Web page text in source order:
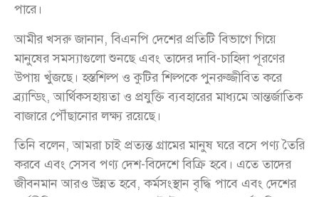
পারে।
আমীর খসরু জানান, বিএনপি দেশের প্রতিটি বিভাগে গিয়ে
মানুষের সমস্যাগুলো শুনছে এবং তাদের দাবি-চাহিদা পূরণের
উপায় খুঁজছে। হস্তশিল্প ও কুটির শিল্পকে পুনরুজ্জীবিত করে
ব্র্যান্ডিং, আর্থিকসহায়তা ও প্রযুক্তি ব্যবহারের মাধ্যমে আন্তর্জাতিক
বাজারে পৌঁছানোর লক্ষ্য রয়েছে।
তিনি বলেন, আমরা চাই প্রত্যন্ত গ্রামের মানুষ ঘরে বসে পণ্য তৈরি
করবে এবং সেসব পণ্য দেশ-বিদেশে বিক্রি হবে। এতে তাদের
জীবনমান আরও উন্নত হবে, কর্মসংস্থান বৃদ্ধি পাবে এবং দেশের